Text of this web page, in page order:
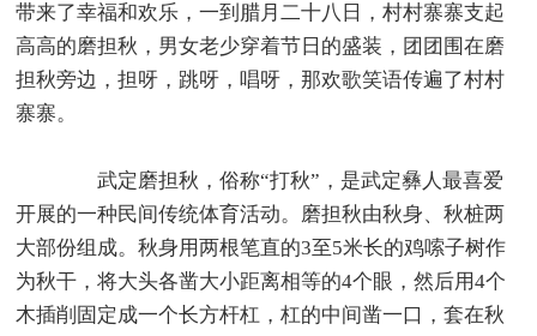
带来了幸福和欢乐，一到腊月二十八日，村村寨寨支起
高高的磨担秋，男女老少穿着节日的盛装，团团围在磨
担秋旁边，担呀，跳呀，唱呀，那欢歌笑语传遍了村村
寨寨。
武定磨担秋，俗称“打秋”，是武定彝人最喜爱
开展的一种民间传统体育活动。磨担秋由秋身、秋桩两
大部份组成。秋身用两根笔直的3至5米长的鸡嗦子树作
为秋干，将大头各凿大小距离相等的4个眼，然后用4个
木插削固定成一个长方杆杠，杠的中间凿一口，套在秋